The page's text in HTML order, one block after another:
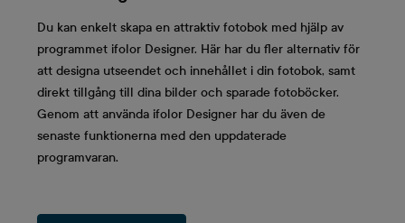
Du kan enkelt skapa en attraktiv fotobok med hjälp av
programmet ifolor Designer. Här har du fler alternativ för
att designa utseendet och innehållet i din fotobok, samt
direkt tillgång till dina bilder och sparade fotoböcker.
Genom att använda ifolor Designer har du även de
senaste funktionerna med den uppdaterade
programvaran.